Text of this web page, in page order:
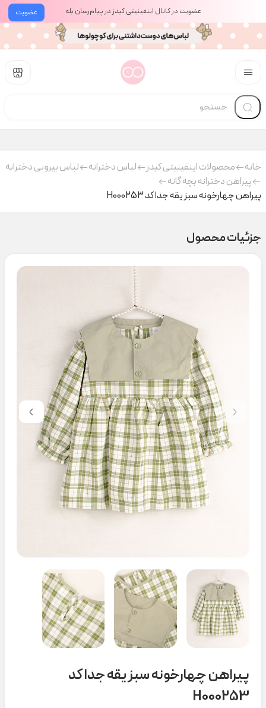
عضویت عضویت در کانال اینفینیتی کیدز در پیام‌رسان بله
خانه محصولات اینفینیتی کیدز لباس دخترانه
لباس بیرونی دخترانه
پیراهن دخترانه بچه گانه
پیراهن چهارخونه سبز یقه جدا کد H000253
جزئیات محصول
پیراهن چهارخونه سبز یقه جدا کد
H000253